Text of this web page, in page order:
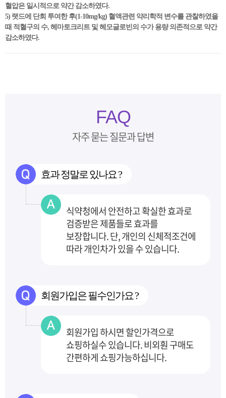
혈압은 일시적으로 약간 감소하였다.
5) 랫드에 단회 투여한 후(1-10mg/kg) 혈액관련 약리학적 변수를 관찰하였을
때 적혈구의 수, 헤마토크리트 및 헤모글로빈의 수가 용량 의존적으로 약간
감소하였다.
FAQ
자주 묻는 질문과 답변
효과 정말로 있나요 ?
식약청에서 안전하고 확실한 효과로
검증받은 제품들로 효과를
보장합니다.단, 개인의 신체적조건에
따라 개인차가 있을 수 있습니다.
회원가입은 필수인가요 ?
회원가입 하시면 할인가격으로
쇼핑하실수 있습니다. 비외훤 구매도
간편하게 쇼핑가능하십니다.